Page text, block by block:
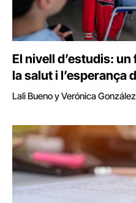
El nivell d’estudis:
la salut i l’esperança
Lali Bueno y Verónica González